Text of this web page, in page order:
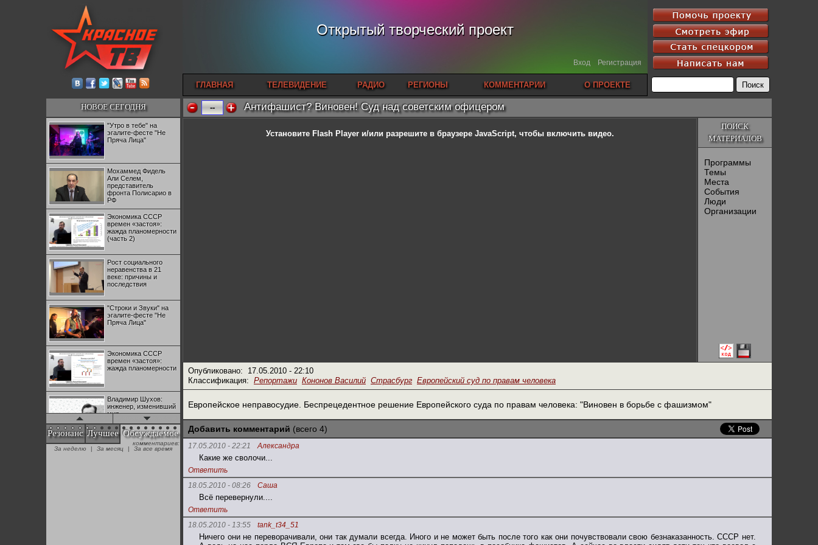
Открытый творческий проект
Вход Регистрация
ГЛАВНАЯ ТЕЛЕВИДЕНИЕ РАДИО РЕГИОНЫ КОММЕНТАРИИ О ПРОЕКТЕ
НОВОЕ СЕГОДНЯ
"Утро в тебе" на
эгалите-фесте "Не
Пряча Лица"
Мохаммед Фидель
Али Селем,
представитель
фронта Полисарио в
РФ
Экономика СССР
времен «застоя»:
жажда планомерности
(часть 2)
Рост социального
неравенства в 21
веке: причины и
последствия
"Строки и Звуки" на
эгалите-фесте "Не
Пряча Лица"
Экономика СССР
времен «застоя»:
жажда планомерности
Владимир Шухов:
инженер, изменивший
мир
"Аркадий Коц" на
эгалите-фесте "Не
Резонанс Лучшее Обсуждаемое
комментариев:
За неделю
| За месяц | За все время
-- Антифашист? Виновен! Суд над советским офицером
ПОИСК
МАТЕРИАЛОВ
Программы
Темы
Места
События
Люди
Организации
Установите Flash Playerи/или разрешите в браузере JavaScript, чтобы включить видео.
Опубликовано: 17.05.2010 - 22:10
Классификация: Репортажи Кононов Василий Страсбург Европейский суд по правам человека
Европейское неправосудие. Беспрецедентное решение Европейского суда по правам человека: "Виновен в борьбе с фашизмом"
Добавить комментарий (всего 4)
17.05.2010 - 22:21 Александра
Какие же сволочи...
Ответить
18.05.2010 - 08:26
Саша
Всё перевернули....
Ответить
18.05.2010 - 13:55
tank_t34_51
Ничего они не переворачивали, они так думали всегда. Иного и не может быть после того как они почувствовали свою безнаказанность. СССР нет.